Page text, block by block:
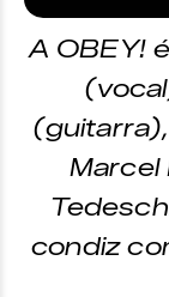
A OBEY!
Marcel
condiz